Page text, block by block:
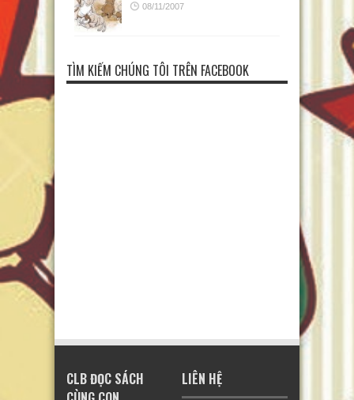
08/11/2007
TÌM KIẾM CHÚNG TÔI TRÊN FACEBOOK
CLB ĐỌC SÁCH
LIÊN HỆ